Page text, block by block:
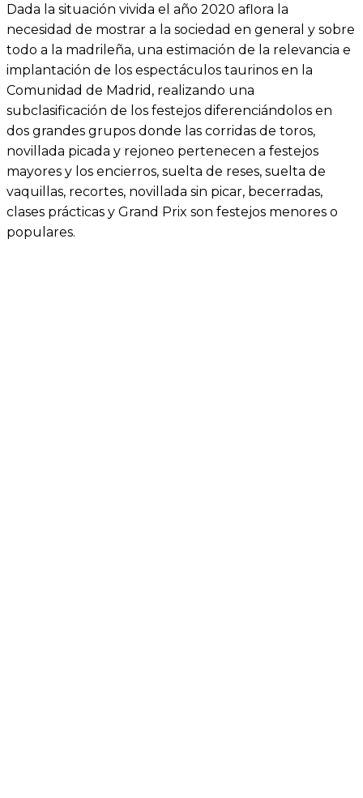
Dada la situación vivida el año 2020 aflora la
necesidad de mostrar a la sociedad en general y sobre
todo a la madrileña, una estimación de la relevancia e
implantación de los espectáculos taurinos en la
Comunidad de Madrid, realizando una
subclasificación de los festejos diferenciándolos en
dos grandes grupos donde las corridas de toros,
novillada picada y rejoneo pertenecen a festejos
mayores y los encierros, suelta de reses, suelta de
vaquillas, recortes, novillada sin picar, becerradas,
clases prácticas y Grand Prix son festejos menores o
populares.